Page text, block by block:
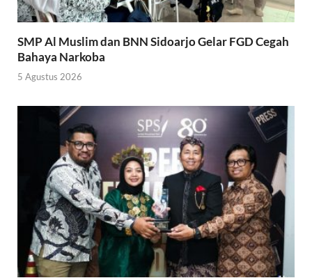
SMP Al Muslim dan BNN Sidoarjo Gelar FGD Cegah
Bahaya Narkoba
5 Agustus 2026